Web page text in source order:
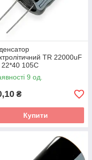
TR 22000uF
22*40 105C
9 од.
₴
Купити